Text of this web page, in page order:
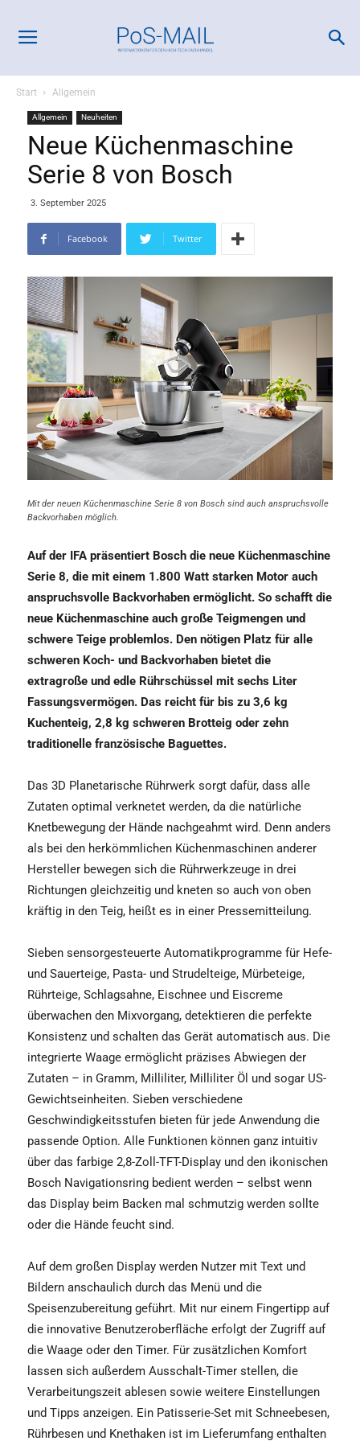
Start Allgemein
Allgemein Neuheiten
Neue Küchenmaschine
Serie 8 von Bosch
3. September 2025
Facebook Twitter
Mit der neuen Küchenmaschine Serie 8 von Bosch sind auch anspruchsvolle
Backvorhaben möglich.
Auf der IFA präsentiert Bosch die neue Küchenmaschine
Serie 8, die mit einem 1.800 Watt starken Motor auch
anspruchsvolle Backvorhaben ermöglicht. So schafft die
neue Küchenmaschine auch große Teigmengen und
schwere Teige problemlos. Den nötigen Platz für alle
schweren Koch- und Backvorhaben bietet die
extragroße und edle Rührschüssel mit sechs Liter
Fassungsvermögen. Das reicht für bis zu 3,6 kg
Kuchenteig, 2,8 kg schweren Brotteig oder zehn
traditionelle französische Baguettes.
Das 3D Planetarische Rührwerk sorgt dafür, dass alle
Zutaten optimal verknetet werden, da die natürliche
Knetbewegung der Hände nachgeahmt wird. Denn anders
als bei den herkömmlichen Küchenmaschinen anderer
Hersteller bewegen sich die Rührwerkzeuge in drei
Richtungen gleichzeitig und kneten so auch von oben
kräftig in den Teig, heißt es in einer Pressemitteilung.
Sieben sensorgesteuerte Automatikprogramme für Hefe-
und Sauerteige, Pasta- und Strudelteige, Mürbeteige,
Rührteige, Schlagsahne, Eischnee und Eiscreme
überwachen den Mixvorgang, detektieren die perfekte
Konsistenz und schalten das Gerät automatisch aus. Die
integrierte Waage ermöglicht präzises Abwiegen der
Zutaten – in Gramm, Milliliter, Milliliter Öl und sogar US-
Gewichtseinheiten. Sieben verschiedene
Geschwindigkeitsstufen bieten für jede Anwendung die
passende Option. Alle Funktionen können ganz intuitiv
über das farbige 2,8-Zoll-TFT-Display und den ikonischen
Bosch Navigationsring bedient werden – selbst wenn
das Display beim Backen mal schmutzig werden sollte
oder die Hände feucht sind.
Auf dem großen Display werden Nutzer mit Text und
Bildern anschaulich durch das Menü und die
Speisenzubereitung geführt. Mit nur einem Fingertipp auf
die innovative Benutzeroberfläche erfolgt der Zugriff auf
die Waage oder den Timer. Für zusätzlichen Komfort
lassen sich außerdem Ausschalt-Timer stellen, die
Verarbeitungszeit ablesen sowie weitere Einstellungen
und Tipps anzeigen. Ein Patisserie-Set mit Schneebesen,
Rührbesen und Knethaken ist im Lieferumfang enthalten